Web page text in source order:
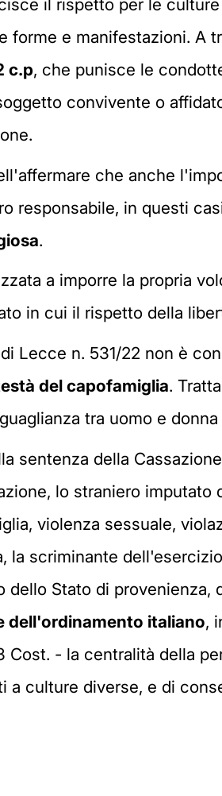
il rispetto per le
e manifestazioni. A
c.p, che punisce le
convivente o
che anche
responsabile, in questi
.
a imporre la propria
in cui il rispetto della
Lecce n. 531/22 non è
del capofamiglia.
tra uomo e
sentenza della
lo straniero
violenza sessuale,
la scriminante
Stato di provenienza,
dell'ordinamento italiano,
- la centralità della
a culture diverse, e di